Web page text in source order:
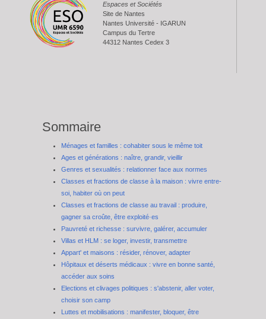
Espaces et Sociétés
Site de Nantes
Nantes Université - IGARUN
Campus du Tertre
44312 Nantes Cedex 3
Sommaire
Ménages et familles : cohabiter sous le même toit
Ages et générations : naître, grandir, vieillir
Genres et sexualités : relationner face aux normes
Classes et fractions de classe à la maison : vivre entre-
soi, habiter où on peut
Classes et fractions de classe au travail : produire,
gagner sa croûte, être exploité·es
Pauvreté et richesse : survivre, galérer, accumuler
Villas et HLM : se loger, investir, transmettre
Appart' et maisons : résider, rénover, adapter
Hôpitaux et déserts médicaux : vivre en bonne santé,
accéder aux soins
Elections et clivages politiques : s'abstenir, aller voter,
choisir son camp
Luttes et mobilisations : manifester, bloquer, être